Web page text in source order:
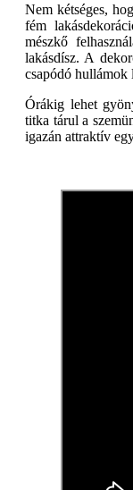
Nem kétséges,
fém
mészkő
lakásdísz. A
csapódó
Órákig lehet
titka tárul a
igazán attraktív